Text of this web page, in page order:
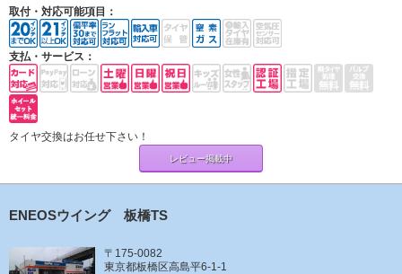
取付・対応可能項目：
支払・サービス：
タイヤ交換はお任せ下さい！
レビュー掲載中
ENEOSウイング 板橋TS
〒175-0082
東京都板橋区高島平6-1-1